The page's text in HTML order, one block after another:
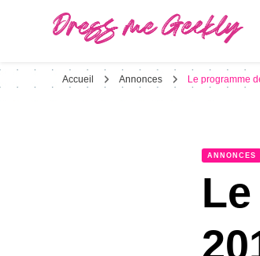
Dress Me Geekly
Accueil Annonces Le programme
ANNONCES